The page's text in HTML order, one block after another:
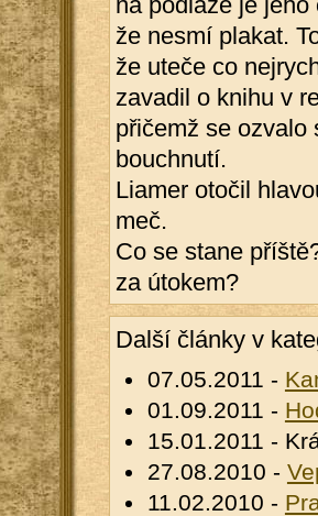
že nesmí plakat.
že uteče co
zavadil o knihu v
přičemž se ozvalo
bouchnutí.
Liamer otočil
meč.
Co se stane
za útokem?
Další články v
07.05.2011 -
01.09.2011 -
15.01.2011 -
27.08.2010 -
11.02.2010 -